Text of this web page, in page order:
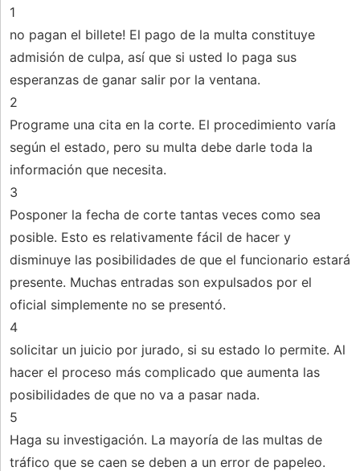
1
no pagan el billete! El pago de la multa constituye
admisión de culpa, así que si usted lo paga sus
esperanzas de ganar salir por la ventana.
2
Programe una cita en la corte. El procedimiento varía
según el estado, pero su multa debe darle toda la
información que necesita.
3
Posponer la fecha de corte tantas veces como sea
posible. Esto es relativamente fácil de hacer y
disminuye las posibilidades de que el funcionario estará
presente. Muchas entradas son expulsados ​​por el
oficial simplemente no se presentó.
4
solicitar un juicio por jurado, si su estado lo permite. Al
hacer el proceso más complicado que aumenta las
posibilidades de que no va a pasar nada.
5
Haga su investigación. La mayoría de las multas de
tráfico que se caen se deben a un error de papeleo.